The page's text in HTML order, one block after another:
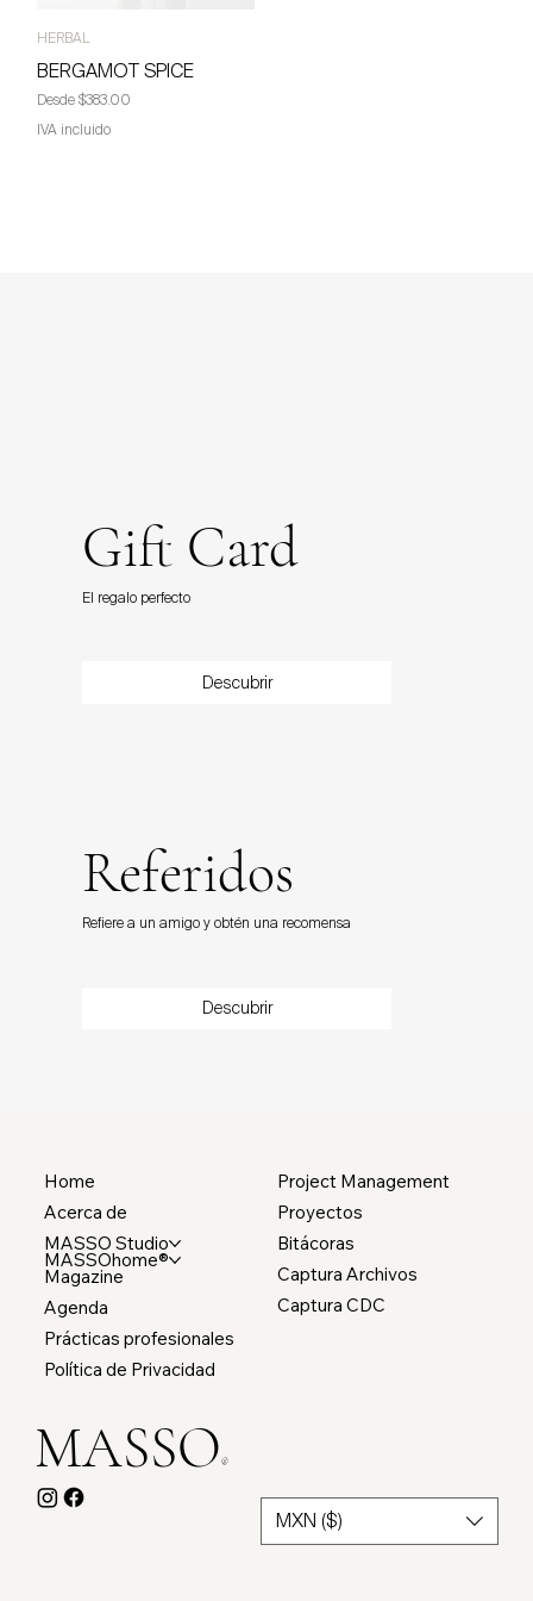
HERBAL
BERGAMOT SPICE
Desde$383.00
Precio de oferta
IVA incluido
Gift Card
El regalo perfecto
Descubrir
Referidos
Refiere a un amigo y obtén una recomensa
Descubrir
Home
Acerca de
MASSO Studio
MASSOhome®
Magazine
Agenda
Prácticas profesionales
Política de Privacidad
Project Management
Proyectos
Bitácoras
Captura Archivos
Captura CDC
MASSO ®
MXN ($)